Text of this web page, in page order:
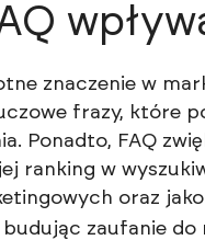
znaczenie w
frazy, które
Ponadto, FAQ
ranking w
oraz
zaufanie do